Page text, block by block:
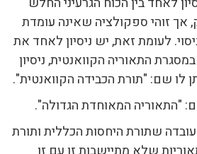
אך זוהי ספקולציה שאינה עומדת
לעומת זאת, יש ניסיון לאחד את
התאוריה הקוואנטית, ניסיון
לו שם: "תורת הכבידה הקוואנטית".
"התאוריה המאוחדת הגדולה".
שתורת היחסות הכללית ותורת